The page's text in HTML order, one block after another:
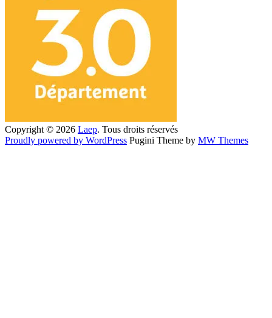
Copyright © 2026 Laep. Tous droits réservés
Proudly powered by WordPress Pugini Theme by MW Themes